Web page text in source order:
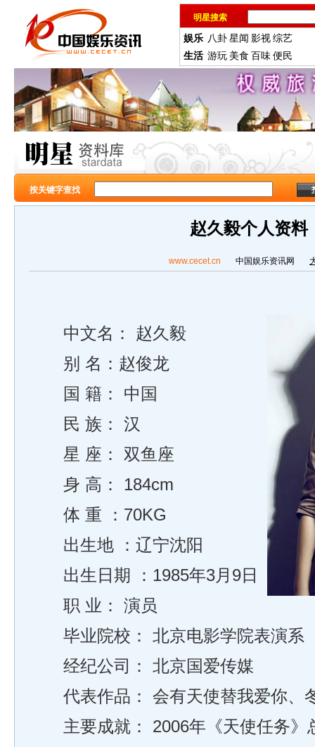
明星搜索
娱乐 八卦星闻 影视综艺
生活 游玩 美食 百味便民
按关键字查找
赵久毅个人资料
www.cecet.cn 中国娱乐资讯网
中文名： 赵久毅
别 名：赵俊龙
国 籍： 中国
民 族： 汉
星 座： 双鱼座
身 高： 184cm
体 重 ：70KG
出生地 ：辽宁沈阳
出生日期 ：1985年3月9日
职 业： 演员
毕业院校： 北京电影学院表演系
经纪公司： 北京国爱传媒
代表作品： 会有天使替我爱你、
主要成就： 2006年《天使任务》